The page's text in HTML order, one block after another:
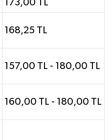
173,00 TL
168,25 TL
157,00 TL - 180,00 TL
160,00 TL - 180,00 TL